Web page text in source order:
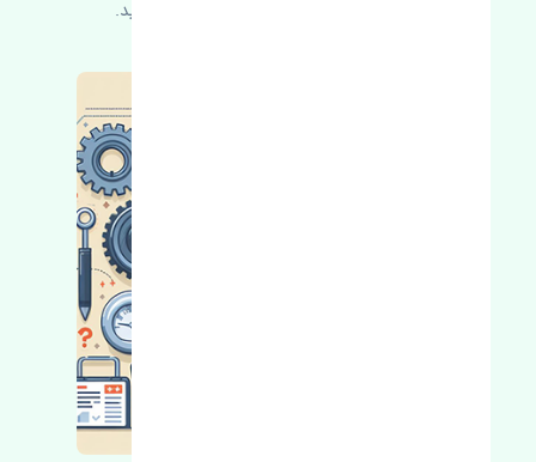
کسب اطلاعات بیشتر با ما در ارتباط باشید.